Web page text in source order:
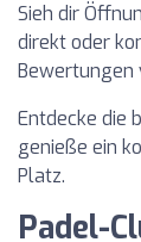
Sieh dir
direkt oder
Bewertungen
Entdecke die
genieße ein
Platz.
Padel-